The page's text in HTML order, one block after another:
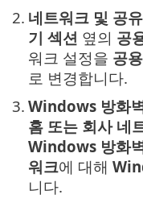
2. 네트워크 및 공
기 섹션 옆의 공
워크 설정을 공
로 변경합니다.
3. Windows 방화
홈 또는 회사 네
Windows 방화
워크에 대해
니다.